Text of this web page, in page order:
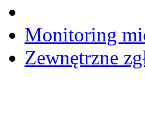
Monitoring
Zewnętrzne